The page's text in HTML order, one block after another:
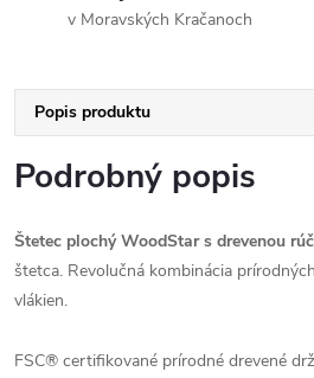
v Moravských Kračanoch
Popis produktu
Podrobný popis
Štetec plochý WoodStar s drevenou
štetca. Revolučná kombinácia
vlákien.
FSC® certifikované prírodné drevené